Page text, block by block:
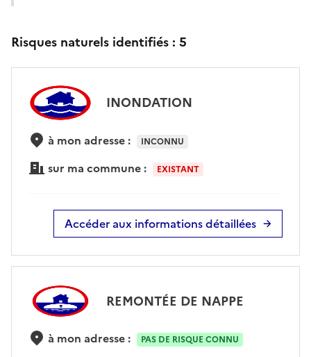
Risques naturels identifiés : 5
INONDATION
à mon adresse : INCONNU
sur ma commune : EXISTANT
Accéder aux informations détaillées
REMONTÉE DE NAPPE
à mon adresse : PAS DE RISQUE CONNU